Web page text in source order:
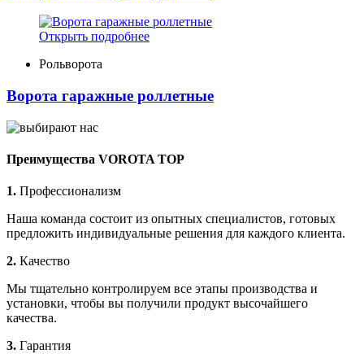
Открыть подробнее
Рольворота
Ворота гаражные роллетные
Преимущества VOROTA TOP
1. Профессионализм
Наша команда состоит из опытных специалистов, готовых
предложить индивидуальные решения для каждого клиента.
2. Качество
Мы тщательно контролируем все этапы производства и
установки, чтобы вы получили продукт высочайшего
качества.
3. Гарантия